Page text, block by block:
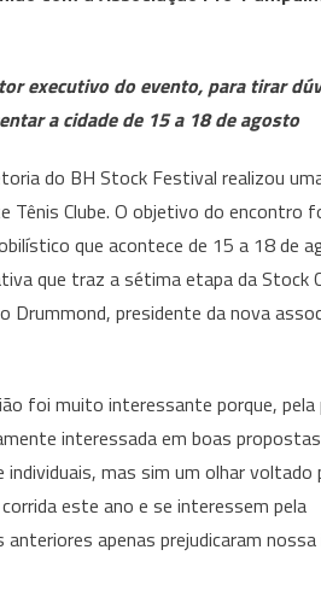
executivo do evento, para tirar
a cidade de 15 a 18 de agosto
do BH Stock Festival realizou
Tênis Clube. O objetivo do encontro
que acontece de 15 a 18 de
que traz a sétima etapa da Stock
Drummond, presidente da nova
foi muito interessante porque, pela
interessada em boas
mas sim um olhar voltado
este ano e se interessem pela
apenas prejudicaram